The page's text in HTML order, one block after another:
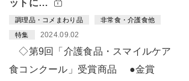
ットに…
調理品・コメまわり品 非常食・介護食他
特集 2024.09.02
◇第9回「介護食品・スマイルケア
食コンクール」受賞商品 ●金賞